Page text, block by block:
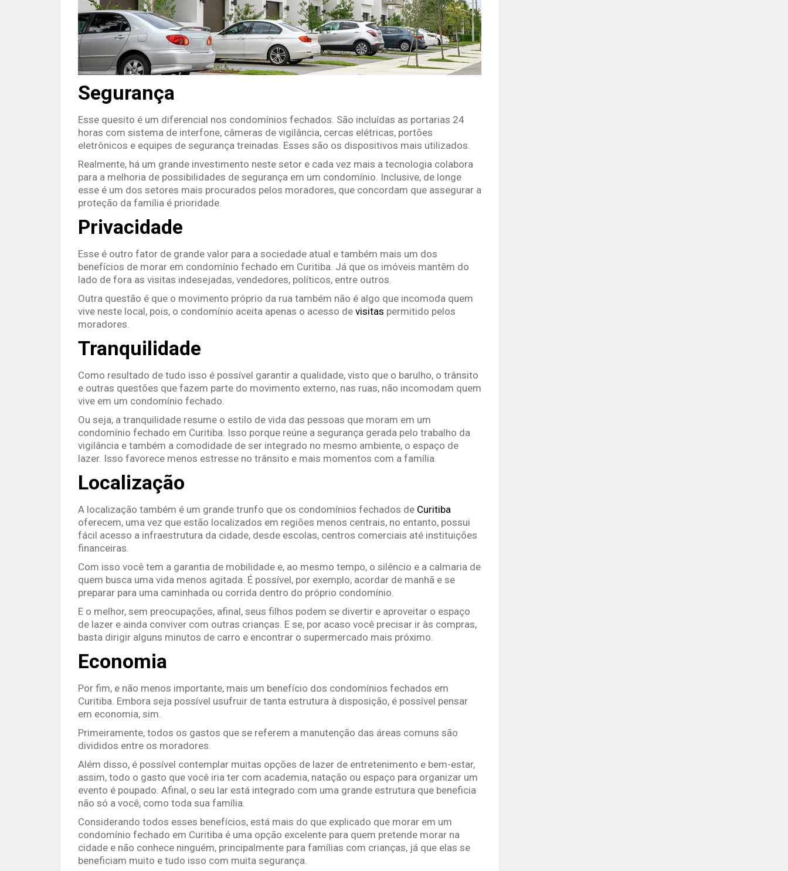
Segurança
Esse quesito é um diferencial nos condomínios fechados. São incluídas as portarias 24
horas com sistema de interfone, câmeras de vigilância, cercas elétricas, portões
eletrônicos e equipes de segurança treinadas. Esses são os dispositivos mais utilizados.
Realmente, há um grande investimento neste setor e cada vez mais a tecnologia colabora
para a melhoria de possibilidades de segurança em um condomínio. Inclusive, de longe
esse é um dos setores mais procurados pelos moradores, que concordam que assegurar a
proteção da família é prioridade.
Privacidade
Esse é outro fator de grande valor para a sociedade atual e também mais um dos
benefícios de morar em condomínio fechado em Curitiba. Já que os imóveis mantêm do
lado de fora as visitas indesejadas, vendedores, políticos, entre outros.
Outra questão é que o movimento próprio da rua também não é algo que incomoda quem
vive neste local, pois, o condomínio aceita apenas o acesso de visitas permitido pelos
moradores.
Tranquilidade
Como resultado de tudo isso é possível garantir a qualidade, visto que o barulho, o trânsito
e outras questões que fazem parte do movimento externo, nas ruas, não incomodam quem
vive em um condomínio fechado.
Ou seja, a tranquilidade resume o estilo de vida das pessoas que moram em um
condomínio fechado em Curitiba. Isso porque reúne a segurança gerada pelo trabalho da
vigilância e também a comodidade de ser integrado no mesmo ambiente, o espaço de
lazer. Isso favorece menos estresse no trânsito e mais momentos com a família.
Localização
A localização também é um grande trunfo que os condomínios fechados de Curitiba
oferecem, uma vez que estão localizados em regiões menos centrais, no entanto, possui
fácil acesso a infraestrutura da cidade, desde escolas, centros comerciais até instituições
financeiras.
Com isso você tem a garantia de mobilidade e, ao mesmo tempo, o silêncio e a calmaria de
quem busca uma vida menos agitada. É possível, por exemplo, acordar de manhã e se
preparar para uma caminhada ou corrida dentro do próprio condomínio.
E o melhor, sem preocupações, afinal, seus filhos podem se divertir e aproveitar o espaço
de lazer e ainda conviver com outras crianças. E se, por acaso você precisar ir às compras,
basta dirigir alguns minutos de carro e encontrar o supermercado mais próximo.
Economia
Por fim, e não menos importante, mais um benefício dos condomínios fechados em
Curitiba. Embora seja possível usufruir de tanta estrutura à disposição, é possível pensar
em economia, sim.
Primeiramente, todos os gastos que se referem a manutenção das áreas comuns são
divididos entre os moradores.
Além disso, é possível contemplar muitas opções de lazer de entretenimento e bem-estar,
assim, todo o gasto que você iria ter com academia, natação ou espaço para organizar um
evento é poupado. Afinal, o seu lar está integrado com uma grande estrutura que beneficia
não só a você, como toda sua família.
Considerando todos esses benefícios, está mais do que explicado que morar em um
condomínio fechado em Curitiba é uma opção excelente para quem pretende morar na
cidade e não conhece ninguém, principalmente para famílias com crianças, já que elas se
beneficiam muito e tudo isso com muita segurança.